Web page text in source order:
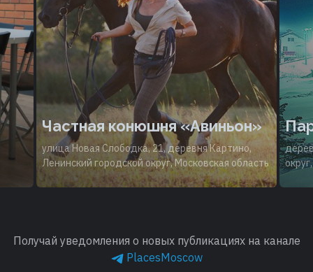
Частная конюшня «Авиньон»
улица Новая Слободка, 21, деревня Картино,
Ленинский городской округ, Московская область
Получай уведомления о новых публикациях на канале
PlacesMoscow